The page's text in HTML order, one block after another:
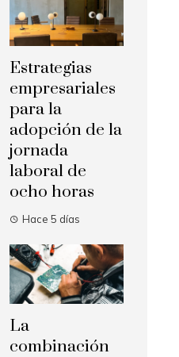
Estrategias
empresariales
para la
adopción de la
jornada
laboral de
ocho horas
Hace 5 días
La
combinación